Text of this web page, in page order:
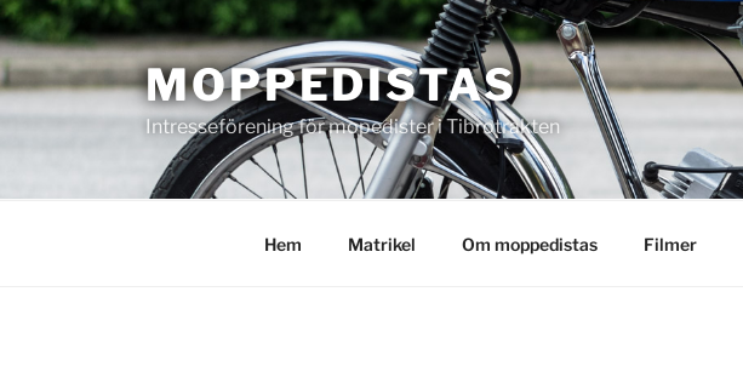
Hoppa
till
innehåll
MOPPEDISTAS
Intresseförening för mopedister i Tibrotrakten
Hem Matrikel Om moppedistas Filmer